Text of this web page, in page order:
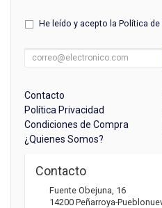
He leído y acepto la Política de
Contacto
Política Privacidad
Condiciones de Compra
¿Quienes Somos?
Contacto
Fuente Obejuna, 16
14200 Peñarroya-